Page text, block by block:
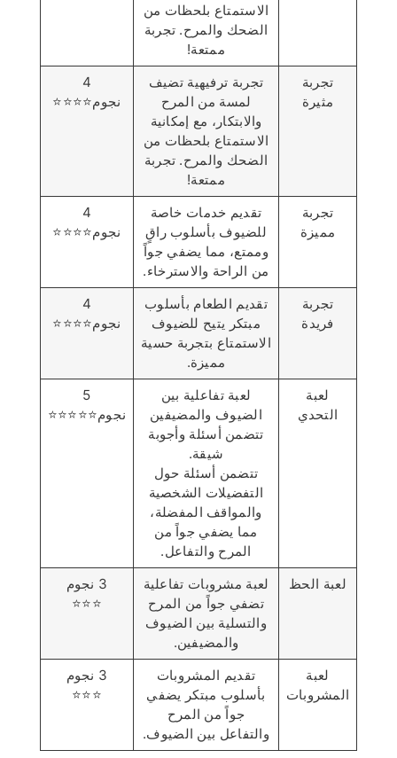
الاستمتاع بلحظات من
الضحك والمرح. تجربة
ممتعة!
تجربة
مثيرة
تجربة ترفيهية تضيف
لمسة من المرح
والابتكار، مع إمكانية
الاستمتاع بلحظات من
الضحك والمرح. تجربة
ممتعة!
4
نجوم⭐️⭐️⭐️⭐️
تجربة
مميزة
تقديم خدمات خاصة
للضيوف بأسلوب راقٍ
وممتع، مما يضفي جواً
من الراحة والاسترخاء.
4
نجوم⭐️⭐️⭐️⭐️
تجربة
فريدة
تقديم الطعام بأسلوب
مبتكر يتيح للضيوف
الاستمتاع بتجربة حسية
مميزة.
4
نجوم⭐️⭐️⭐️⭐️
لعبة
التحدي
لعبة تفاعلية بين
الضيوف والمضيفين
تتضمن أسئلة وأجوبة
شيقة.
تتضمن أسئلة حول
التفضيلات الشخصية
والمواقف المفضلة،
مما يضفي جواً من
المرح والتفاعل.
5
نجوم⭐️⭐️⭐️⭐️⭐️
لعبة الحظ
لعبة مشروبات تفاعلية
تضفي جواً من المرح
والتسلية بين الضيوف
والمضيفين.
3 نجوم
⭐️⭐️⭐️
لعبة
المشروبات
تقديم المشروبات
بأسلوب مبتكر يضفي
جواً من المرح
والتفاعل بين الضيوف.
3 نجوم
⭐️⭐️⭐️